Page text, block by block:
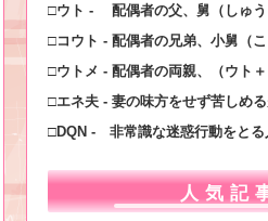
□ウト - 配偶者の父、舅（しゅう
□コウト - 配偶者の兄弟、小舅（こ
□ウトメ - 配偶者の両親、（ウト＋
□エネ夫 - 妻の味方をせず苦しめる
□DQN - 非常識な迷惑行動をとる
人気記